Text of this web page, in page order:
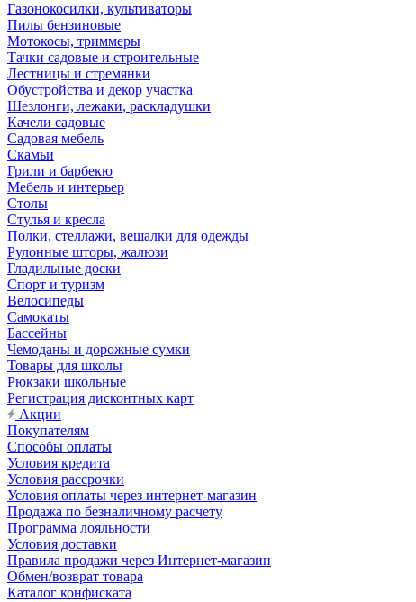
Газонокосилки, культиваторы
Пилы бензиновые
Мотокосы, триммеры
Тачки садовые и строительные
Лестницы и стремянки
Обустройства и декор участка
Шезлонги, лежаки, раскладушки
Качели садовые
Садовая мебель
Скамьи
Грили и барбекю
Мебель и интерьер
Столы
Стулья и кресла
Полки, стеллажи, вешалки для одежды
Рулонные шторы, жалюзи
Гладильные доски
Спорт и туризм
Велосипеды
Самокаты
Бассейны
Чемоданы и дорожные сумки
Товары для школы
Рюкзаки школьные
Регистрация дисконтных карт
Акции
Покупателям
Способы оплаты
Условия кредита
Условия рассрочки
Условия оплаты через интернет-магазин
Продажа по безналичному расчету
Программа лояльности
Условия доставки
Правила продажи через Интернет-магазин
Обмен/возврат товара
Каталог конфиската